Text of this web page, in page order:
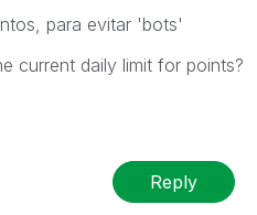
para evitar 'bots'
current daily limit for points?
Reply